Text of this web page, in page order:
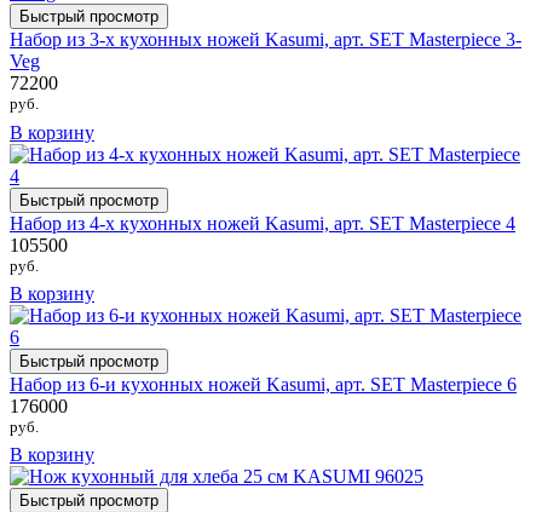
Быстрый просмотр
Набор из 3-х кухонных ножей Kasumi, арт. SET Masterpiece 3-
Veg
72200
руб.
В корзину
Быстрый просмотр
Набор из 4-х кухонных ножей Kasumi, арт. SET Masterpiece 4
105500
руб.
В корзину
Быстрый просмотр
Набор из 6-и кухонных ножей Kasumi, арт. SET Masterpiece 6
176000
руб.
В корзину
Быстрый просмотр